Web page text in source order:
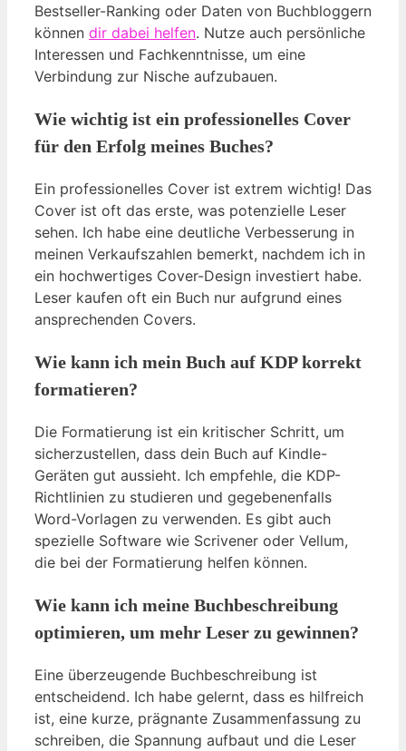
Bestseller-Ranking oder Daten von Buchbloggern
können dir dabei helfen. Nutze auch persönliche
Interessen und Fachkenntnisse, um eine
Verbindung zur Nische aufzubauen.
Wie wichtig ist ein professionelles Cover
für den Erfolg meines Buches?
Ein professionelles Cover ist extrem wichtig! Das
Cover ist oft das erste, was potenzielle Leser
sehen. Ich habe eine deutliche Verbesserung in
meinen Verkaufszahlen bemerkt, nachdem ich in
ein hochwertiges Cover-Design investiert habe.
Leser kaufen oft ein Buch nur aufgrund eines
ansprechenden Covers.
Wie kann ich mein Buch auf KDP korrekt
formatieren?
Die Formatierung ist ein kritischer Schritt, um
sicherzustellen, dass dein Buch auf Kindle-
Geräten gut aussieht. Ich empfehle, die KDP-
Richtlinien zu studieren und gegebenenfalls
Word-Vorlagen zu verwenden. Es gibt auch
spezielle Software wie Scrivener oder Vellum,
die bei der Formatierung helfen können.
Wie kann ich meine Buchbeschreibung
optimieren, um mehr Leser zu gewinnen?
Eine überzeugende Buchbeschreibung ist
entscheidend. Ich habe gelernt, dass es hilfreich
ist, eine kurze, prägnante Zusammenfassung zu
schreiben, die Spannung aufbaut und die Leser